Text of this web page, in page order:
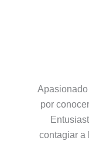
por
contagiar a